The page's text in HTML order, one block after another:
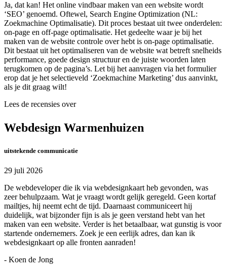
Ja, dat kan! Het online vindbaar maken van een website wordt
‘SEO’ genoemd. Oftewel, Search Engine Optimization (NL:
Zoekmachine Optimalisatie). Dit proces bestaat uit twee onderdelen:
on-page en off-page optimalisatie. Het gedeelte waar je bij het
maken van de website controle over hebt is on-page optimalisatie.
Dit bestaat uit het optimaliseren van de website wat betreft snelheids
performance, goede design structuur en de juiste woorden laten
terugkomen op de pagina’s. Let bij het aanvragen via het formulier
erop dat je het selectieveld ‘Zoekmachine Marketing’ dus aanvinkt,
als je dit graag wilt!
Lees de recensies over
Webdesign Warmenhuizen
uitstekende communicatie
29 juli 2026
De webdeveloper die ik via webdesignkaart heb gevonden, was
zeer behulpzaam. Wat je vraagt wordt gelijk geregeld. Geen kortaf
mailtjes, hij neemt echt de tijd. Daarnaast communiceert hij
duidelijk, wat bijzonder fijn is als je geen verstand hebt van het
maken van een website. Verder is het betaalbaar, wat gunstig is voor
startende ondernemers. Zoek je een eerlijk adres, dan kan ik
webdesignkaart op alle fronten aanraden!
- Koen de Jong